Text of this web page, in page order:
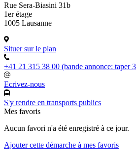
Rue Sera-Biasini 31b
1er étage
1005 Lausanne
Situer sur le plan
+41 21 315 38 00 (bande annonce: taper
Ecrivez-nous
S'y rendre en transports publics
Mes favoris
Aucun favori n'a été enregistré à ce jour.
Ajouter cette démarche à mes favoris